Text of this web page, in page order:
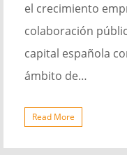
el crecimiento
colaboración
capital española
ámbito de…
Read More